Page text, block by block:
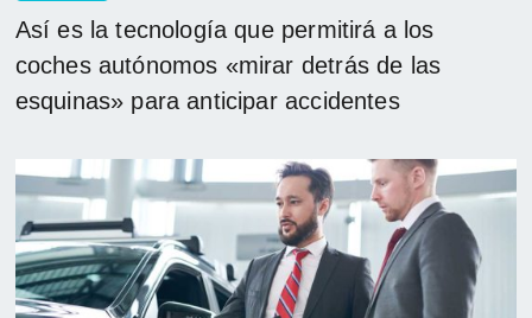
Así es la tecnología que permitirá a los
coches autónomos «mirar detrás de las
esquinas» para anticipar accidentes